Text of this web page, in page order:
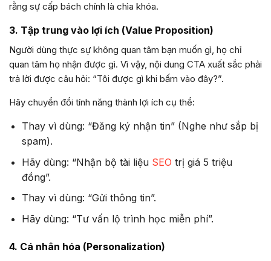
rằng sự cấp bách chính là chìa khóa.
3. Tập trung vào lợi ích (Value Proposition)
Người dùng thực sự không quan tâm bạn muốn gì, họ chỉ
quan tâm họ nhận được gì. Vì vậy, nội dung CTA xuất sắc phải
trả lời được câu hỏi: “Tôi được gì khi bấm vào đây?”.
Hãy chuyển đổi tính năng thành lợi ích cụ thể:
Thay vì dùng: “Đăng ký nhận tin” (Nghe như sắp bị
spam).
Hãy dùng: “Nhận bộ tài liệu SEO trị giá 5 triệu
đồng”.
Thay vì dùng: “Gửi thông tin”.
Hãy dùng: “Tư vấn lộ trình học miễn phí”.
4. Cá nhân hóa (Personalization)